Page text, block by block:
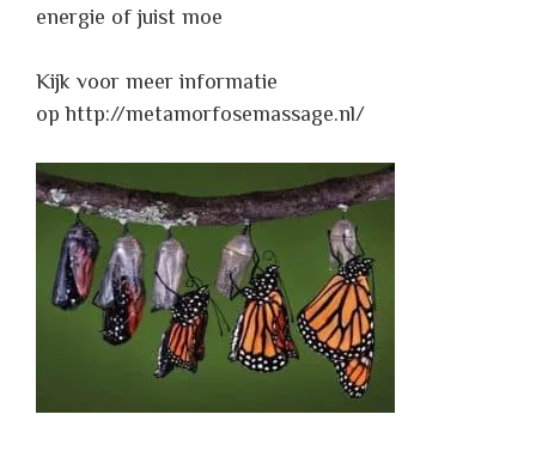
energie of juist moe
Kijk voor meer informatie
op http://metamorfosemassage.nl/